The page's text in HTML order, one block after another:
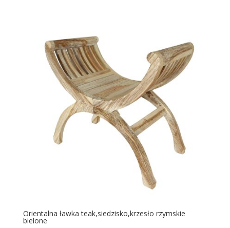
Orientalna ławka teak,siedzisko,krzesło rzymskie
bielone